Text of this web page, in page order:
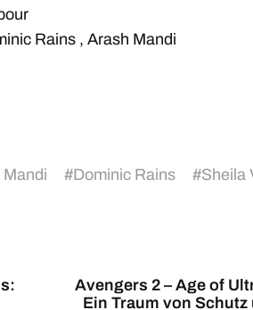
Rains , Arash Mandi
#Dominic Rains #Sheila
Avengers 2 – Age of
Ein Traum von Schutz